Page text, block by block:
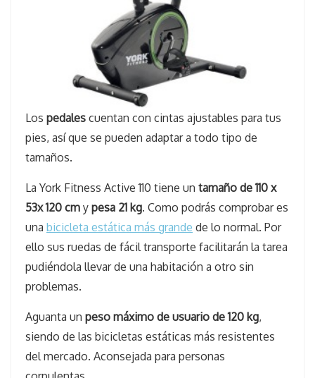
Los pedales cuentan con cintas ajustables para tus
pies, así que se pueden adaptar a todo tipo de
tamaños.
La York Fitness Active 110 tiene un tamaño de 110 x
53x 120 cm y pesa 21 kg. Como podrás comprobar es
una bicicleta estática más grande de lo normal. Por
ello sus ruedas de fácil transporte facilitarán la tarea
pudiéndola llevar de una habitación a otro sin
problemas.
Aguanta un peso máximo de usuario de 120 kg,
siendo de las bicicletas estáticas más resistentes
del mercado. Aconsejada para personas